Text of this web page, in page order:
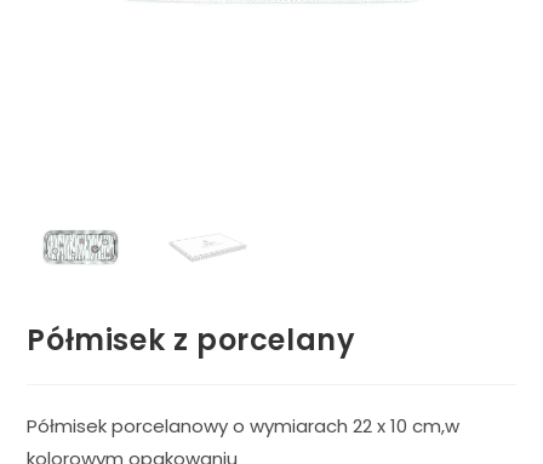
Półmisek z porcelany
Półmisek porcelanowy o wymiarach 22 x 10 cm,w
kolorowym opakowaniu